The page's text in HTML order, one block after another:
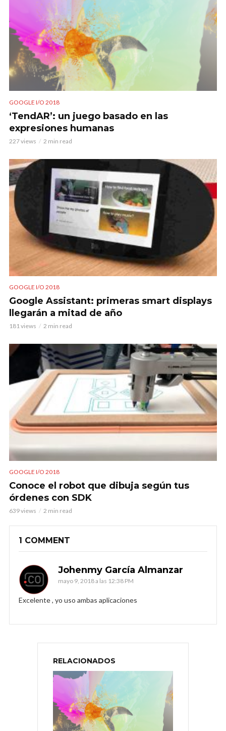
GOOGLE I/O 2018
‘TendAR’: un juego basado en las
expresiones humanas
227 views 2 min read
GOOGLE I/O 2018
Google Assistant: primeras smart displays
llegarán a mitad de año
181 views 2 min read
GOOGLE I/O 2018
Conoce el robot que dibuja según tus
órdenes con SDK
639 views 2 min read
1 COMMENT
Johenmy García Almanzar
mayo 9, 2018 a las 12:38 PM
Excelente , yo uso ambas aplicaciones
RELACIONADOS